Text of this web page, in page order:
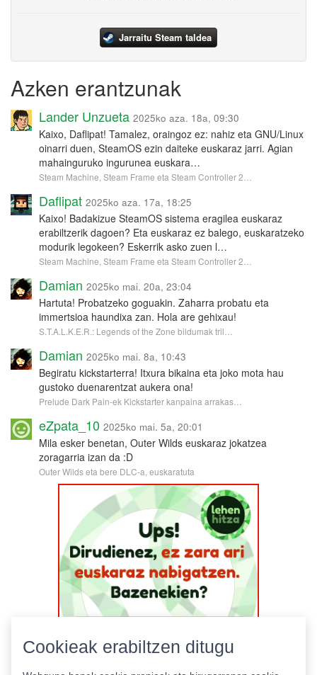
Jarraitu Steam taldea
Azken erantzunak
Lander Unzueta 2025ko aza. 18a, 09:30
Kaixo, Daflipat! Tamalez, oraingoz ez: nahiz eta GNU/Linux
oinarri duen, SteamOS ezin daiteke euskaraz jarri. Agian
mahainguruko ingurunea euskara…
Steam Machine, Steam Frame eta Steam Controller 2…
Daflipat 2025ko aza. 17a, 18:25
Kaixo! Badakizue SteamOS sistema eragilea euskaraz
erabiltzerik dagoen? Eta euskaraz ez balego, euskaratzeko
modurik legokeen? Eskerrik asko zuen l…
Steam Machine, Steam Frame eta Steam Controller 2…
Damian 2025ko mai. 20a, 23:04
Hartuta! Probatzeko goguakin. Zaharra probatu eta
immertsioa haundixa zan. Hola are gehixau!
S.T.A.L.K.E.R.: Legends of the Zone bildumak tril…
Damian 2025ko mai. 8a, 10:43
Begiratu kickstarterra! Itxura bikaina eta joko mota hau
gustoko duenarentzat aukera ona!
Prelude Dark Pain-ek Kickstarter kanpaina arrakas…
eZpata_10 2025ko mai. 5a, 20:01
Mila esker benetan, Outer Wilds euskaraz jokatzea
zoragarria izan da :D
Outer Wilds eta bere DLC-a, euskaratuta
Cookieak erabiltzen ditugu